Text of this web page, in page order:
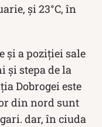
și 23°C, în
și a poziției sale
și stepa de la
Dobrogei este
din nord sunt
dar, în ciuda